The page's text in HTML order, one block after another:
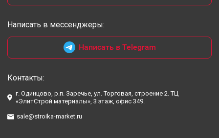
Написать в мессенджеры:
Написать в Telegram
Контакты:
г. Одинцово, р.п. Заречье, ул. Торговая, строение 2. ТЦ
«ЭлитСтрой материалы», 3 этаж, офис 349.
sale@stroika-market.ru